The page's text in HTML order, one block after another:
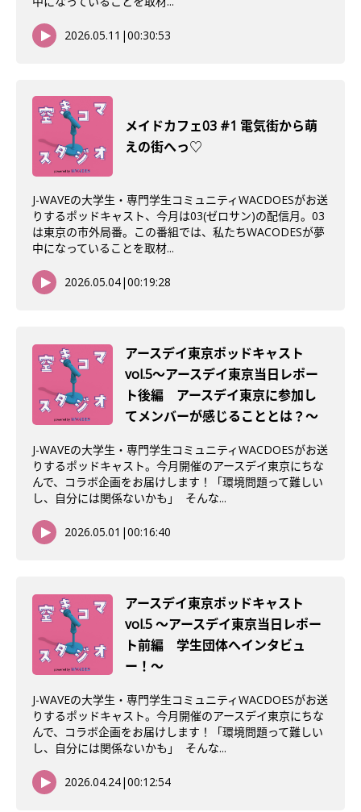
2026.05.11 |00:30:53
メイドカフェ03 #1 電気街から萌
えの街へっ♡
J-WAVEの大学生・専門学生コミュニティWACDOESがお送
りするポッドキャスト、今月は03(ゼロサン)の配信月。03
は東京の市外局番。この番組では、私たちWACODESが夢
中になっていることを取材...
2026.05.04|00:19:28
アースデイ東京ポッドキャスト
vol.5〜アースデイ東京当日レポー
ト後編 アースデイ東京に参加し
てメンバーが感じることとは？〜
J-WAVEの大学生・専門学生コミュニティWACDOESがお送
りするポッドキャスト。今月開催のアースデイ東京にちな
んで、コラボ企画をお届けします！「環境問題って難しい
し、自分には関係ないかも」 そんな...
2026.05.01 |00:16:40
アースデイ東京ポッドキャスト
vol.5 〜アースデイ東京当日レポー
ト前編 学生団体へインタビュ
ー！〜
J-WAVEの大学生・専門学生コミュニティWACDOESがお送
りするポッドキャスト。今月開催のアースデイ東京にちな
んで、コラボ企画をお届けします！「環境問題って難しい
し、自分には関係ないかも」 そんな...
2026.04.24|00:12:54